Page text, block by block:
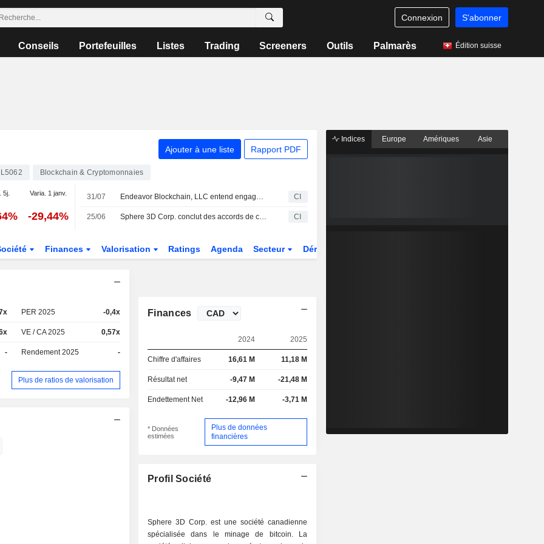
Connexion S'abonner
Conseils Portefeuilles Listes Trading Screeners Outils Palmarès Édition suisse
Ajouter à une liste Rapport PDF
Blockchain & Cryptomonnaies
5j. Varia. 1 janv.
-29,44%
31/07 Endeavor Blockchain, LLC entend engager le dialogue avec Sphere 3D Corp CI
25/06 Sphere 3D Corp. conclut des accords de co-minage avec Bitdeer Technologies Group pour l'exploitation de 30 megawatts de capacite CI
Finances Valorisation Ratings Agenda Secteur Dérivés
PER 2025 -0,4x
VE / CA 2025 0,57x
- Rendement 2025 -
Plus de ratios de valorisation
Finances
2024 2025
Chiffre d'affaires 16,61 M 11,18 M
Résultat net -9,47 M -21,48 M
Endettement Net -12,96 M -3,71 M
* Données
estimées
Plus de données
financières
Profil Société
Sphere 3D Corp. est une société canadienne
spécialisée dans le minage de bitcoin. La
Indices Europe Amériques Asie